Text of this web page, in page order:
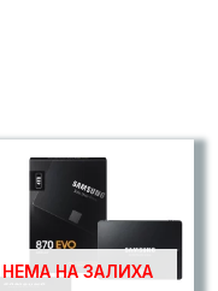
НЕМА НА ЗАЛИХА